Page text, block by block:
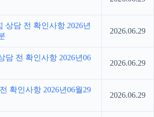
상담 전 확인사항 2026년
2026.06.29
담 전 확인사항 2026년06
2026.06.29
확인사항 2026년06월29
2026.06.29